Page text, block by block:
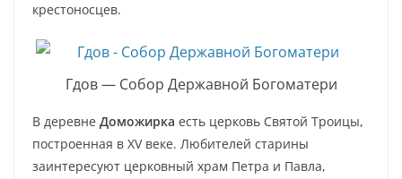
крестоносцев.
Гдов — Собор Державной Богоматери
В деревне Доможирка есть церковь Святой Троицы,
построенная в XV веке. Любителей старины
заинтересуют церковный храм Петра и Павла,